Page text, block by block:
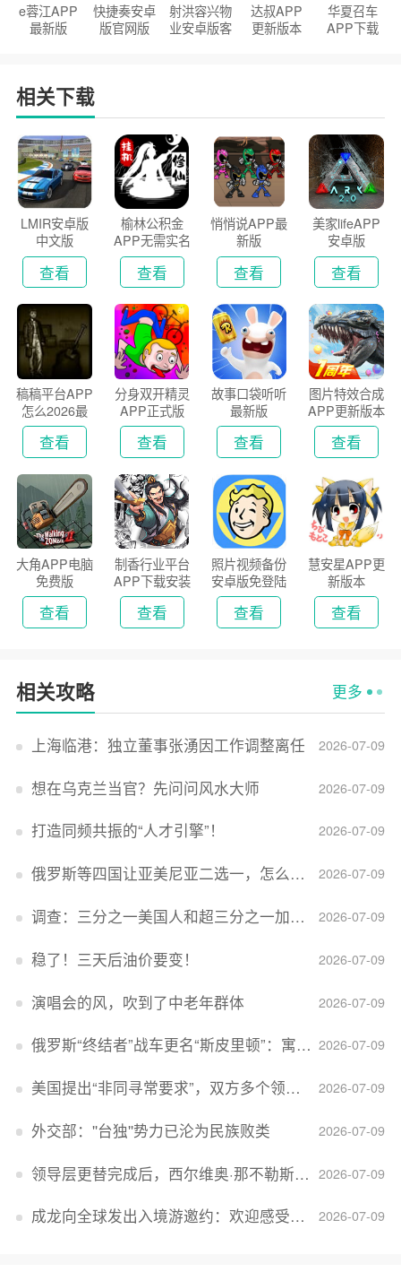
e蓉江APP
最新版
快捷奏安卓
版官网版
射洪容兴物
业安卓版客
达叔APP
更新版本
华夏召车
APP下载
相关下载
LMIR安卓版
中文版
查看
榆林公积金
APP无需实名
认证版
查看
悄悄说APP最
新版
查看
美家lifeAPP
安卓版
查看
稿稿平台APP
怎么2026最
新版
查看
分身双开精灵
APP正式版
查看
故事口袋听听
最新版
查看
图片特效合成
APP更新版本
2026
查看
大角APP电脑
免费版
查看
制香行业平台
APP下载安装
2026
查看
照片视频备份
安卓版免登陆
版
查看
慧安星APP更
新版本
查看
相关攻略 更多
2026-07-09
上海临港：独立董事张湧因工作调整离任
2026-07-09
想在乌克兰当官？先问问风水大师
2026-07-09
打造同频共振的“人才引擎”！
2026-07-09
俄罗斯等四国让亚美尼亚二选一，怎么回事？
2026-07-09
调查：三分之一美国人和超三分之一加拿大人感到经济压力
2026-07-09
稳了！三天后油价要变！
2026-07-09
演唱会的风，吹到了中老年群体
2026-07-09
俄罗斯“终结者”战车更名“斯皮里顿”：寓意强大可靠，彰显俄精神力量
2026-07-09
美国提出“非同寻常要求”，双方多个领域分歧依旧，印美贸易谈判进入“关键阶段”
2026-07-09
外交部：''台独''势力已沦为民族败类
2026-07-09
领导层更替完成后，西尔维奥·那不勒斯出任Lucid首席执行官
2026-07-09
成龙向全球发出入境游邀约：欢迎感受无滤镜的真实中国